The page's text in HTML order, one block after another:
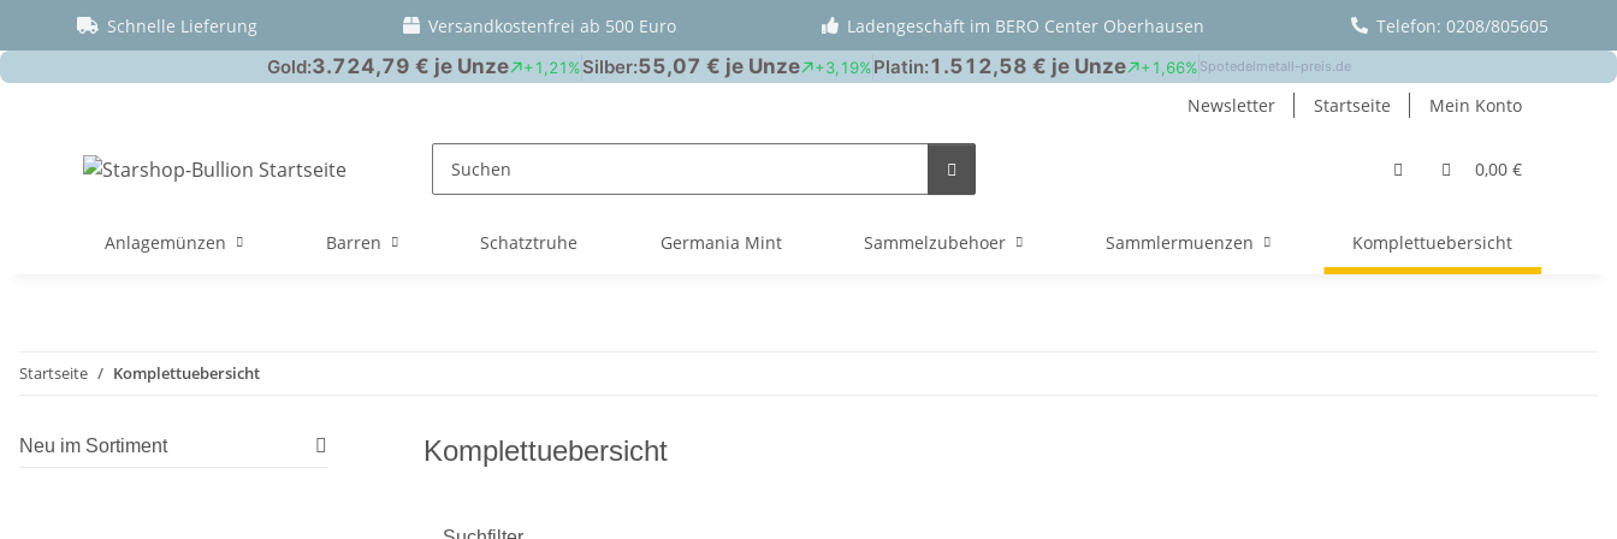
Schnelle Lieferung Versandkostenfrei ab 500 Euro Ladengeschäft im BERO Center Oberhausen Telefon: 0208/805605
Newsletter Startseite Mein Konto
0,00 €
Anlagemünzen Barren Schatztruhe Germania Mint Sammelzubehoer Sammlermuenzen Komplettuebersicht
Startseite Komplettuebersicht
Komplettuebersicht
Neu im Sortiment